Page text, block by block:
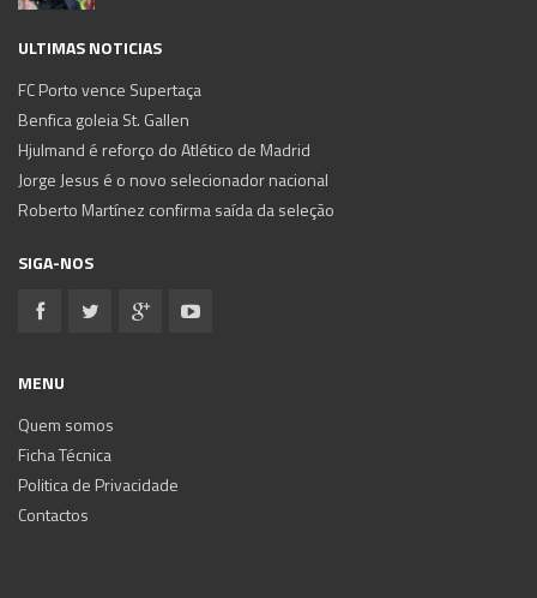
ULTIMAS NOTICIAS
FC Porto vence Supertaça
Benfica goleia St. Gallen
Hjulmand é reforço do Atlético de Madrid
Jorge Jesus é o novo selecionador nacional
Roberto Martínez confirma saída da seleção
SIGA-NOS
MENU
Quem somos
Ficha Técnica
Politica de Privacidade
Contactos